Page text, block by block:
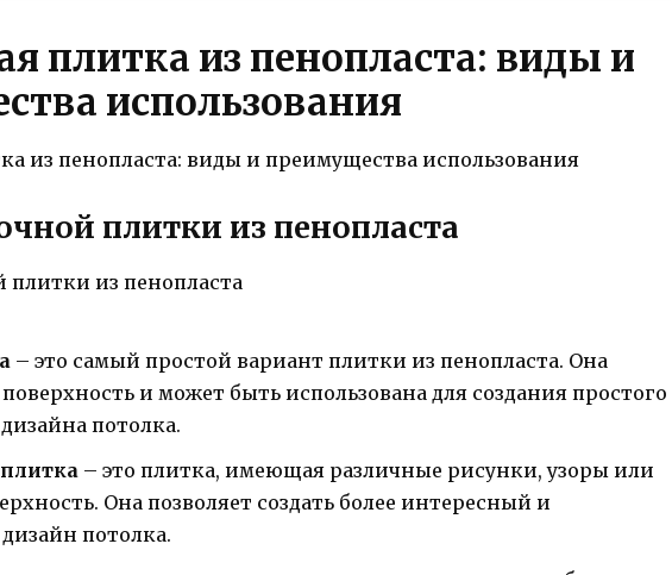
плитка из пенопласта: виды и
использования
плитки из пенопласта
– это самый простой вариант плитки из пенопласта. Она
и может быть использована для создания простого
потолка.
– это плитка, имеющая различные рисунки, узоры или
Она позволяет создать более интересный и
потолка.